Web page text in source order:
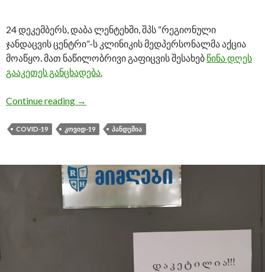
24 დეკემბერს, დაბა ლენტეხში, შპს “რეგიონული
ჯანდაცვის ცენტრი”-ს კლინიკის მედპერსონალმა აქცია
მოაწყო. მათ ნაწილობრივი გაფიცვის შესახებ წინა დღეს
გააკეთეს განცხადება.
Continue reading ლენტეხში კლინიკის მედპერსონალმა
→
COVID-19 ᲙᲝᲕᲘᲓ-19 ᲞᲐᲜᲓᲔᲛᲘᲐ